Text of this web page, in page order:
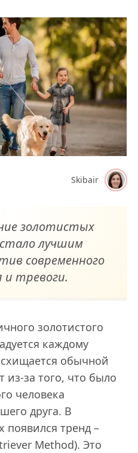
Skibair
золотистых
лучшим
современного
и тревоги.
золотистого
каждому
обычной
из-за того, что было
человека
друга. В
появился тренд –
Method). Это